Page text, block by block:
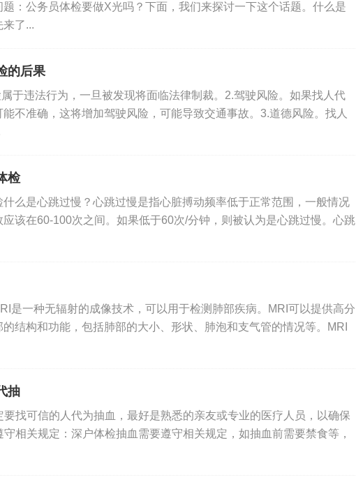
：公务员体检要做X光吗？下面，我们来探讨一下这个话题。什么是
了...
的后果
于违法行为，一旦被发现将面临法律制裁。2.驾驶风险。如果找人代
不准确，这将增加驾驶风险，可能导致交通事故。3.道德风险。找人
检
么是心跳过慢？心跳过慢是指心脏搏动频率低于正常范围，一般情况
该在60-100次之间。如果低于60次/分钟，则被认为是心跳过慢。心跳
是一种无辐射的成像技术，可以用于检测肺部疾病。MRI可以提供高分
结构和功能，包括肺部的大小、形状、肺泡和支气管的情况等。MRI
抽
找可信的人代为抽血，最好是熟悉的亲友或专业的医疗人员，以确保
相关规定：深户体检抽血需要遵守相关规定，如抽血前需要禁食等，